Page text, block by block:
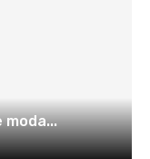
moda...